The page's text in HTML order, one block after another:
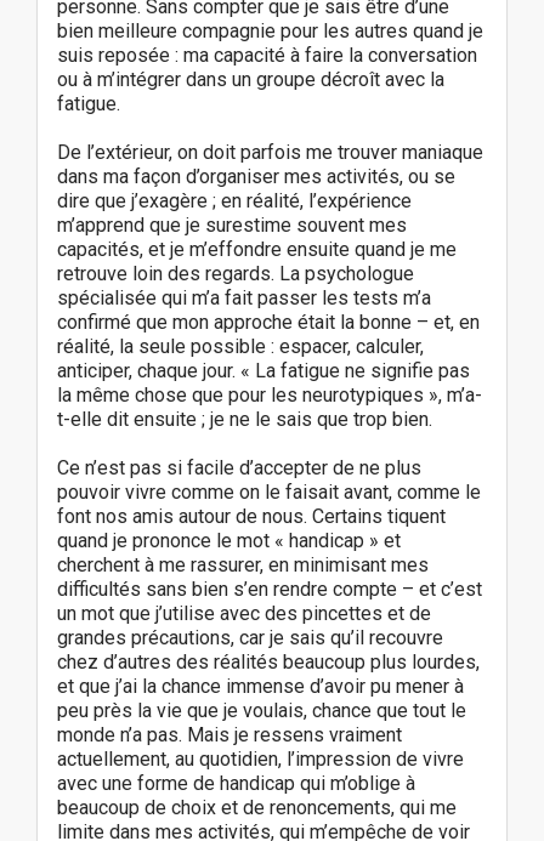
personne. Sans compter que je sais être d’une
bien meilleure compagnie pour les autres quand je
suis reposée : ma capacité à faire la conversation
ou à m’intégrer dans un groupe décroît avec la
fatigue.
De l’extérieur, on doit parfois me trouver maniaque
dans ma façon d’organiser mes activités, ou se
dire que j’exagère ; en réalité, l’expérience
m’apprend que je surestime souvent mes
capacités, et je m’effondre ensuite quand je me
retrouve loin des regards. La psychologue
spécialisée qui m’a fait passer les tests m’a
confirmé que mon approche était la bonne – et, en
réalité, la seule possible : espacer, calculer,
anticiper, chaque jour. « La fatigue ne signifie pas
la même chose que pour les neurotypiques », m’a-
t-elle dit ensuite ; je ne le sais que trop bien.
Ce n’est pas si facile d’accepter de ne plus
pouvoir vivre comme on le faisait avant, comme le
font nos amis autour de nous. Certains tiquent
quand je prononce le mot « handicap » et
cherchent à me rassurer, en minimisant mes
difficultés sans bien s’en rendre compte – et c’est
un mot que j’utilise avec des pincettes et de
grandes précautions, car je sais qu’il recouvre
chez d’autres des réalités beaucoup plus lourdes,
et que j’ai la chance immense d’avoir pu mener à
peu près la vie que je voulais, chance que tout le
monde n’a pas. Mais je ressens vraiment
actuellement, au quotidien, l’impression de vivre
avec une forme de handicap qui m’oblige à
beaucoup de choix et de renoncements, qui me
limite dans mes activités, qui m’empêche de voir